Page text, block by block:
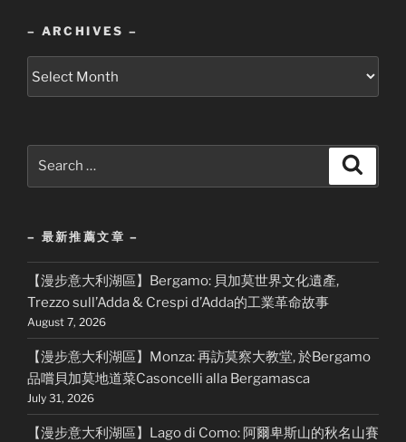
– ARCHIVES –
– 最新推薦文章 –
【漫步意大利湖區】Bergamo: 貝加莫世界文化遺產,
Trezzo sull’Adda & Crespi d’Adda的工業革命故事
August 7, 2026
【漫步意大利湖區】Monza: 再訪莫察大教堂, 於Bergamo
品嚐貝加莫地道菜Casoncelli alla Bergamasca
July 31, 2026
【漫步意大利湖區】Lago di Como: 阿爾卑斯山的秋名山賽